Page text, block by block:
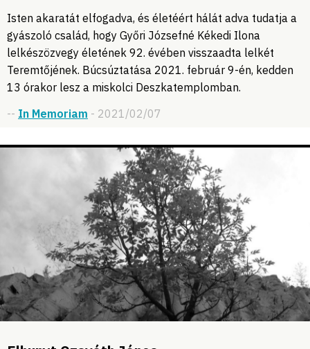
Isten akaratát elfogadva, és életéért hálát adva tudatja a
gyászoló család, hogy Győri Józsefné Kékedi Ilona
lelkészözvegy életének 92. évében visszaadta lelkét
Teremtőjének. Búcsúztatása 2021. február 9-én, kedden
13 órakor lesz a miskolci Deszkatemplomban.
-- In Memoriam - 2021/02/07